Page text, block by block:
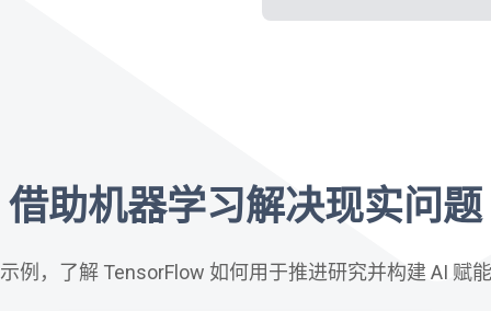
借助机器学习解决现实问题
例，了解 TensorFlow 如何用于推进研究并构建 AI 赋